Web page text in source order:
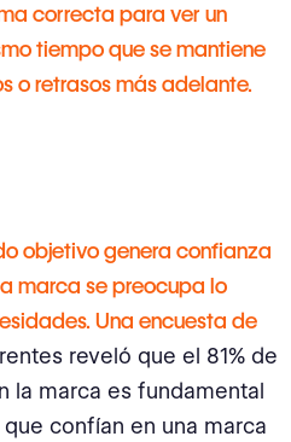
correcta para ver un
tiempo que se mantiene
o retrasos más adelante.
objetivo genera confianza
marca se preocupa lo
Una encuesta de
reveló que el 81% de
la marca es fundamental
confían en una marca